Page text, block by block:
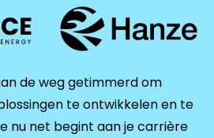
de weg getimmerd om
te ontwikkelen en te
nu net begint aan je carrière